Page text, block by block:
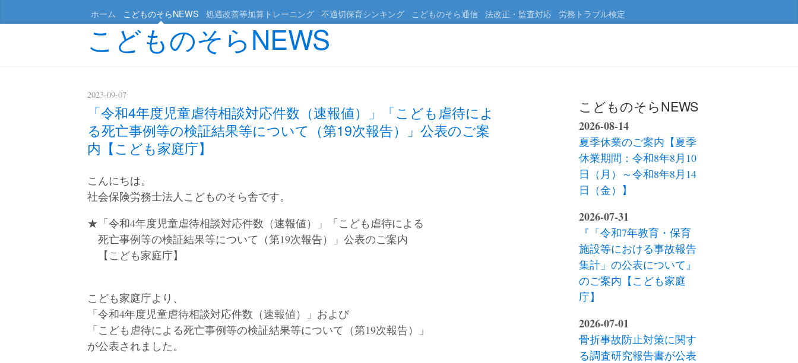
ホーム こどものそらNEWS 処遇改善等加算トレーニング 不適切保育シンキング こどものそら通信 法改正・監査対応 労務トラブル検定
こどものそらNEWS
2023-09-07
「令和4年度児童虐待相談対応件数（速報値）」「こども虐待によ
る死亡事例等の検証結果等について（第19次報告）」公表のご案
内【こども家庭庁】
こんにちは。
社会保険労務士法人こどものそら舎です。
★「令和4年度児童虐待相談対応件数（速報値）」「こども虐待による
死亡事例等の検証結果等について（第19次報告）」公表のご案内
【こども家庭庁】
こども家庭庁より、
「令和4年度児童虐待相談対応件数（速報値）」および
「こども虐待による死亡事例等の検証結果等について（第19次報告）」
が公表されました。
こどものそらNEWS
2026-08-14
夏季休業のご案内【夏季
休業期間：令和8年8月10
日（月）～令和8年8月14
日（金）】
2026-07-31
『「令和7年教育・保育
施設等における事故報告
集計」の公表について』
のご案内【こども家庭
庁】
2026-07-01
骨折事故防止対策に関す
る調査研究報告書が公表